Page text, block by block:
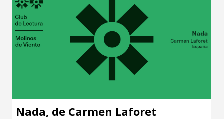
Nada, de Carmen Laforet